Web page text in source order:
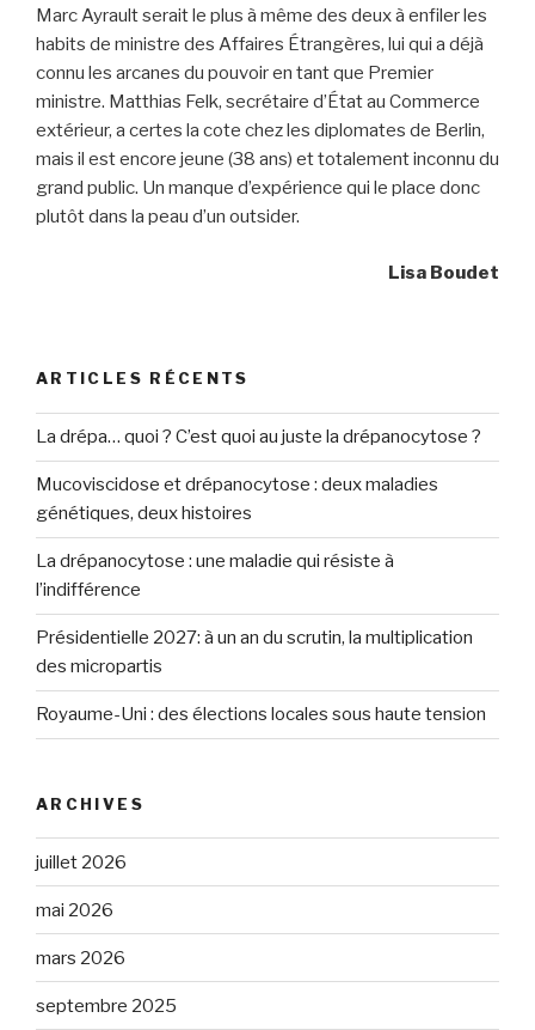
Marc Ayrault serait le plus à même des deux à enfiler les
habits de ministre des Affaires Étrangères, lui qui a déjà
connu les arcanes du pouvoir en tant que Premier
ministre. Matthias Felk, secrétaire d’État au Commerce
extérieur, a certes la cote chez les diplomates de Berlin,
mais il est encore jeune (38 ans) et totalement inconnu du
grand public. Un manque d’expérience qui le place donc
plutôt dans la peau d’un outsider.
Lisa Boudet
ARTICLES RÉCENTS
La drépa… quoi ? C’est quoi au juste la drépanocytose ?
Mucoviscidose et drépanocytose : deux maladies
génétiques, deux histoires
La drépanocytose : une maladie qui résiste à
l’indifférence
Présidentielle 2027: à un an du scrutin, la multiplication
des micropartis
Royaume-Uni : des élections locales sous haute tension
ARCHIVES
juillet 2026
mai 2026
mars 2026
septembre 2025